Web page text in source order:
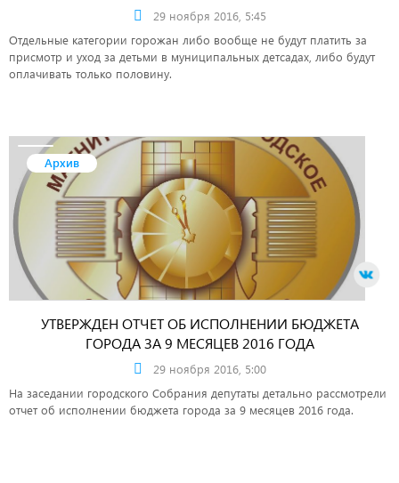
29 ноября 2016, 5:45
Отдельные категории горожан либо вообще не будут платить за
присмотр и уход за детьми в муниципальных детсадах, либо будут
оплачивать только половину.
Архив
УТВЕРЖДЕН ОТЧЕТ ОБ ИСПОЛНЕНИИ БЮДЖЕТА
ГОРОДА ЗА 9 МЕСЯЦЕВ 2016 ГОДА
29 ноября 2016, 5:00
На заседании городского Собрания депутаты детально рассмотрели
отчет об исполнении бюджета города за 9 месяцев 2016 года.